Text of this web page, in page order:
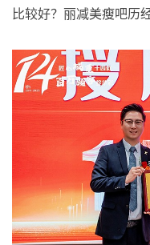
比较好？丽减美瘦吧历